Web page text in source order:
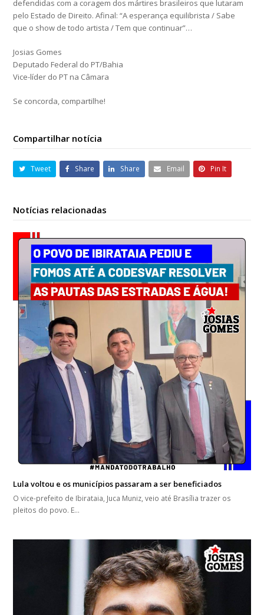
defendidas com a coragem dos mártires brasileiros que lutaram
pelo Estado de Direito. Afinal: “A esperança equilibrista / Sabe
que o show de todo artista / Tem que continuar”…
Josias Gomes
Deputado Federal do PT/Bahia
Vice-líder do PT na Câmara
Se concorda, compartilhe!
Compartilhar notícia
Tweet Share Share Email Pin It
Notícias relacionadas
Lula voltou e os municípios passaram a ser beneficiados
O vice-prefeito de Ibirataia, Juca Muniz, veio até Brasília trazer os
pleitos do povo. E…